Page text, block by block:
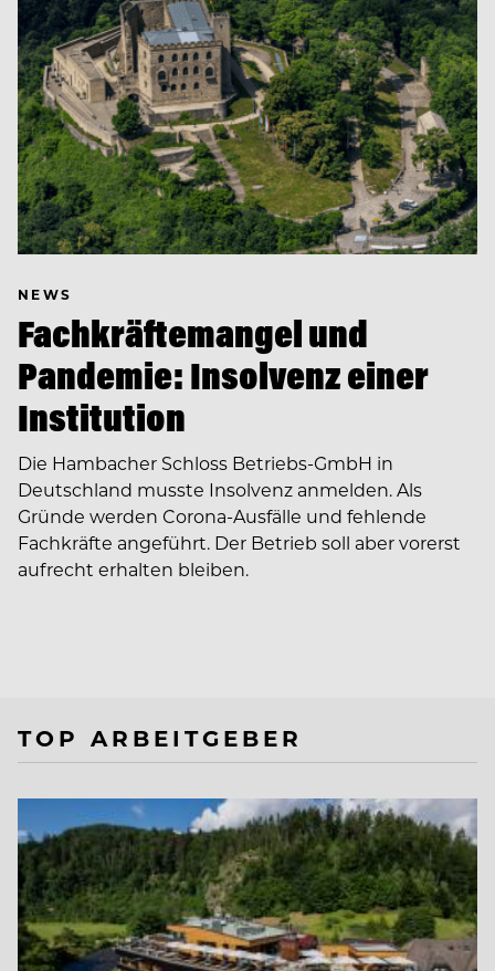
NEWS
Fachkräftemangel und
Pandemie: Insolvenz einer
Institution
Die Hambacher Schloss Betriebs-GmbH in
Deutschland musste Insolvenz anmelden. Als
Gründe werden Corona-Ausfälle und fehlende
Fachkräfte angeführt. Der Betrieb soll aber vorerst
aufrecht erhalten bleiben.
TOP ARBEITGEBER